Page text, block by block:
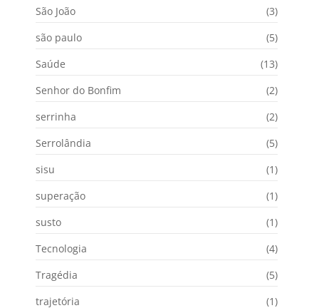
São João
(3)
são paulo
(5)
Saúde
(13)
Senhor do Bonfim
(2)
serrinha
(2)
Serrolândia
(5)
sisu
(1)
superação
(1)
susto
(1)
Tecnologia
(4)
Tragédia
(5)
trajetória
(1)